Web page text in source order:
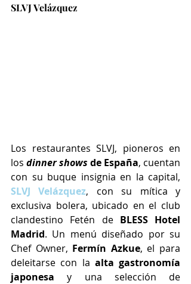
SLVJ Velázquez
Los restaurantes SLVJ, pioneros en
los dinner shows de España, cuentan
SLVJ Velázquez, con su mítica y
exclusiva bolera, ubicado en el club
clandestino Fetén de BLESS Hotel
Madrid. Un menú diseñado por su
Chef Owner, Fermín Azkue, el para
deleitarse con la alta gastronomía
japonesa y una selección de